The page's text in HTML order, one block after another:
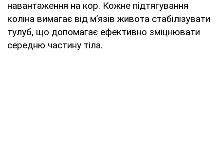
навантаження на кор. Кожне підтягування
коліна вимагає від м’язів живота стабілізувати
тулуб, що допомагає ефективно зміцнювати
середню частину тіла.